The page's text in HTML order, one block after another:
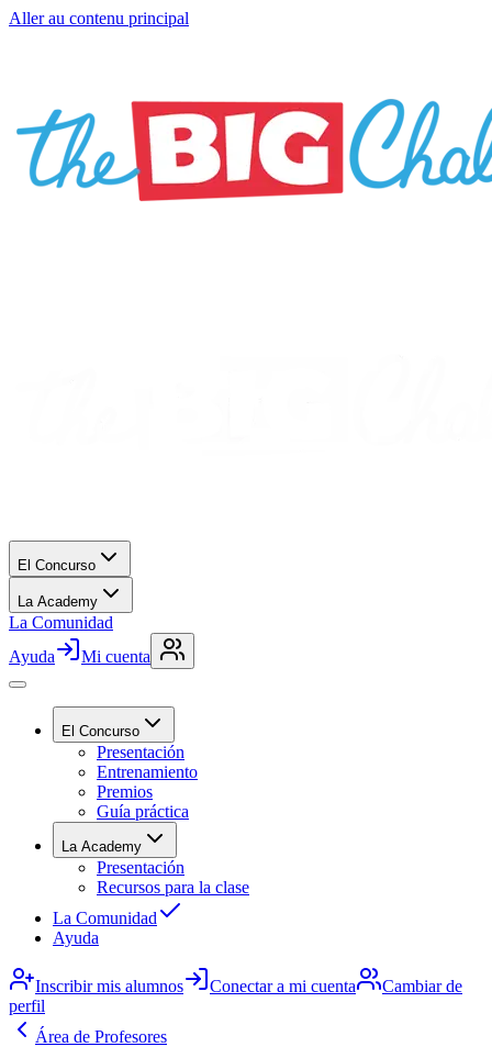
Aller au contenu principal
El Concurso
La Academy
La Comunidad
Ayuda
Mi cuenta
El Concurso
Presentación
Entrenamiento
Premios
Guía práctica
La Academy
Presentación
Recursos para la clase
La Comunidad
Ayuda
Inscribir mis alumnos Conectar a mi cuenta
Cambiar de
perfil
Área de Profesores